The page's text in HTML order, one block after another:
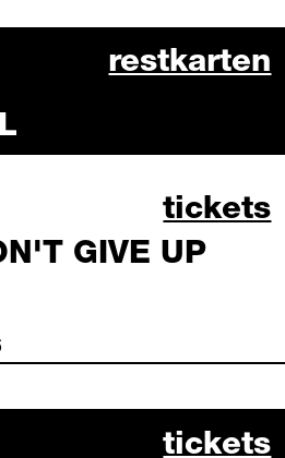
October 2026
restkarten
endspiel
October 2026
GIVE UP
tickets
baby,
2026
tickets